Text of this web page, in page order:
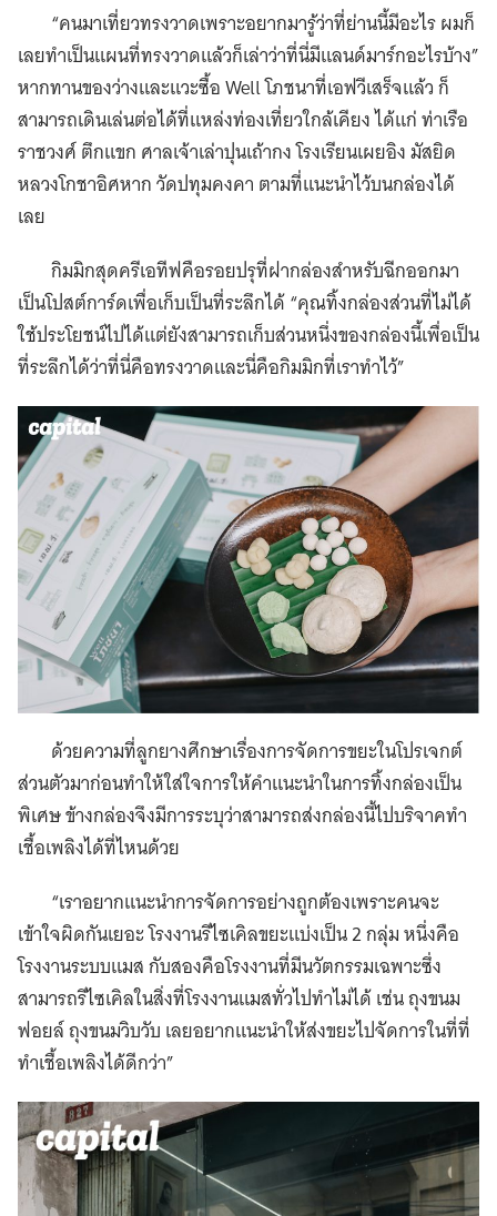
“คนมาเที่ยวทรงวาดเพราะอยากมารู้ว่าที่ย่านนี้มีอะไร ผมก็
เลยทำเป็นแผนที่ทรงวาดแล้วก็เล่าว่าที่นี่มีแลนด์มาร์กอะไรบ้าง”
หากทานของว่างและแวะซื้อ Well โภชนาที่เอฟวีเสร็จแล้ว ก็
สามารถเดินเล่นต่อได้ที่แหล่งท่องเที่ยวใกล้เคียง ได้แก่ ท่าเรือ
ราชวงศ์ ตึกแขก ศาลเจ้าเล่าปุนเถ้ากง โรงเรียนเผยอิง มัสยิด
หลวงโกชาอิศหาก วัดปทุมคงคา ตามที่แนะนำไว้บนกล่องได้
เลย
กิมมิกสุดครีเอทีฟคือรอยปรุที่ฝากล่องสำหรับฉีกออกมา
เป็นโปสต์การ์ดเพื่อเก็บเป็นที่ระลึกได้ “คุณทิ้งกล่องส่วนที่ไม่ได้
ใช้ประโยชน์ไปได้แต่ยังสามารถเก็บส่วนหนึ่งของกล่องนี้เพื่อเป็น
ที่ระลึกได้ว่าที่นี่คือทรงวาดและนี่คือกิมมิกที่เราทำไว้”
ด้วยความที่ลูกยางศึกษาเรื่องการจัดการขยะในโปรเจกต์
ส่วนตัวมาก่อนทำให้ใส่ใจการให้คำแนะนำในการทิ้งกล่องเป็น
พิเศษ ข้างกล่องจึงมีการระบุว่าสามารถส่งกล่องนี้ไปบริจาคทำ
เชื้อเพลิงได้ที่ไหนด้วย
“เราอยากแนะนำการจัดการอย่างถูกต้องเพราะคนจะ
เข้าใจผิดกันเยอะ โรงงานรีไซเคิลขยะแบ่งเป็น 2 กลุ่ม หนึ่งคือ
โรงงานระบบแมส กับสองคือโรงงานที่มีนวัตกรรมเฉพาะซึ่ง
สามารถรีไซเคิลในสิ่งที่โรงงานแมสทั่วไปทำไม่ได้ เช่น ถุงขนม
ฟอยล์ ถุงขนมวิบวับ เลยอยากแนะนำให้ส่งขยะไปจัดการในที่ที่
ทำเชื้อเพลิงได้ดีกว่า”